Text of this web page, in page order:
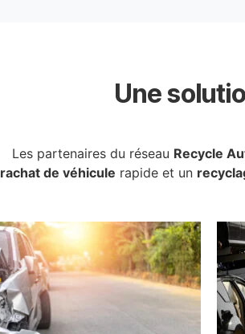
Une
Les partenaires du réseau Recycle
rachat de véhicule rapide et un